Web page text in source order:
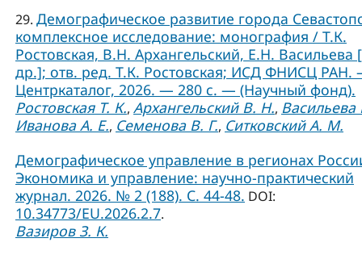
29. Демографическое развитие города
комплексное исследование: монография / Т.К.
Ростовская, В.Н. Архангельский, Е.Н. Васильева
др.]; отв. ред. Т.К. Ростовская; ИСД ФНИСЦ
Центркаталог, 2026. — 280 с. — (Научный фонд).
Ростовская Т. К., Архангельский В. Н., Васильева
Иванова А. Е., Семенова В. Г., Ситковский А. М.
Демографическое управление в регионах
Экономика и управление: научно-практический
журнал. 2026. № 2 (188). С. 44-48. DOI:
10.34773/EU.2026.2.7.
Вазиров З. К.